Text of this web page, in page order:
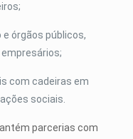
órgãos públicos,
com cadeiras em
sociais.
parcerias com